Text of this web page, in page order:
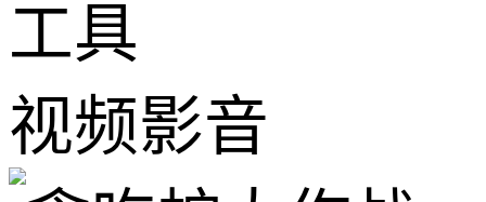
工具
视频影音